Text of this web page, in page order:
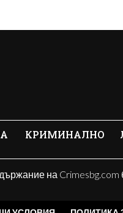
КРИМИНАЛНО
на Crimesbg.com